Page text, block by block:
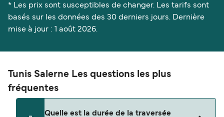
* Les prix sont susceptibles de changer. Les tarifs sont
basés sur les données des 30 derniers jours. Dernière
mise à jour : 1 août 2026.
Tunis Salerne Les questions les plus
fréquentes
Quelle est la durée de la traversée